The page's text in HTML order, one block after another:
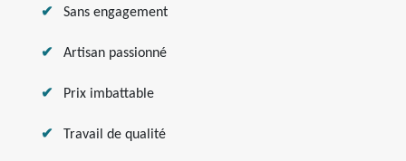
Sans engagement
Artisan passionné
Prix imbattable
Travail de qualité